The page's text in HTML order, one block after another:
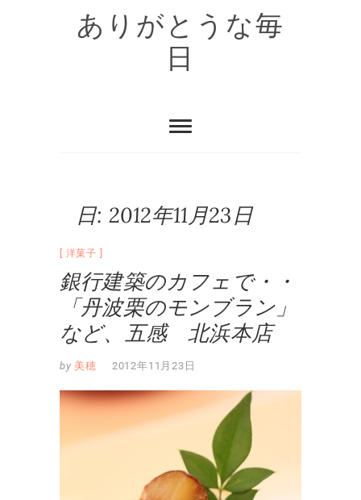
ありがとうな毎
日
日: 2012年11月23日
洋菓子
銀行建築のカフェで・・
「丹波栗のモンブラン」
など、五感 北浜本店
by 美穂 2012年11月23日